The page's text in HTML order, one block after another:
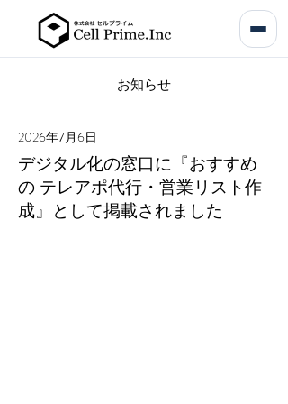
​お知らせ
2026年7月6日
デジタル化の窓口に『おすすめ
の テレアポ代行・営業リスト作
成』として掲載されました